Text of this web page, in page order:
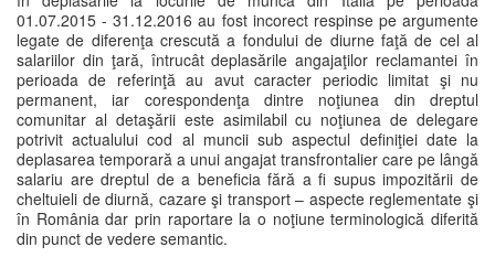
01.07.2015 - 31.12.2016 au fost incorect respinse pe argumente
legate de diferenţa crescută a fondului de diurne faţă de cel al
salariilor din ţară, întrucât deplasările angajaţilor reclamantei în
perioada de referinţă au avut caracter periodic limitat şi nu
permanent, iar corespondenţa dintre noţiunea din dreptul
comunitar al detaşării este asimilabil cu noţiunea de delegare
potrivit actualului cod al muncii sub aspectul definiţiei date la
deplasarea temporară a unui angajat transfrontalier care pe lângă
salariu are dreptul de a beneficia fără a fi supus impozitării de
cheltuieli de diurnă, cazare şi transport – aspecte reglementate şi
în România dar prin raportare la o noţiune terminologică diferită
din punct de vedere semantic.